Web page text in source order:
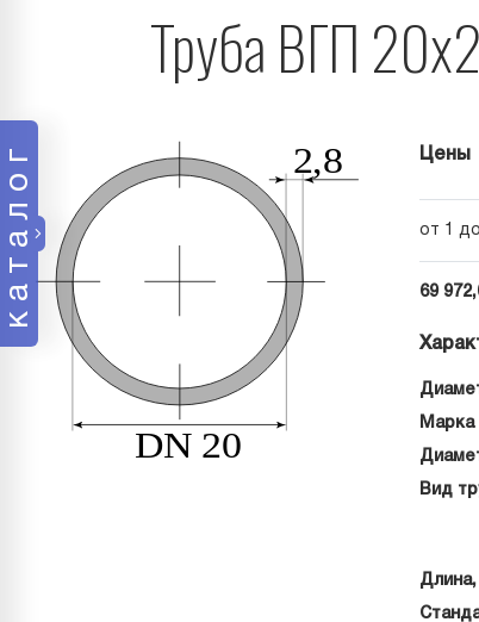
каталог
Труба ВГП
Цены
от 1
69
Марка
Вид